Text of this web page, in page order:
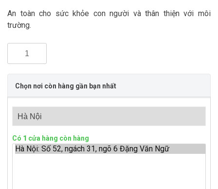
An toàn cho sức khỏe con người và thân thiện với môi
trường.
Chọn nơi còn hàng gần bạn nhất
Có 1 cửa hàng còn hàng